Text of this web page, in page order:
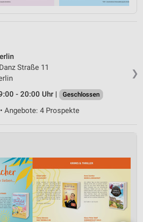
❯
Straße 11
- 20:00 Uhr |
Geschlossen
Angebote: 4 Prospekte